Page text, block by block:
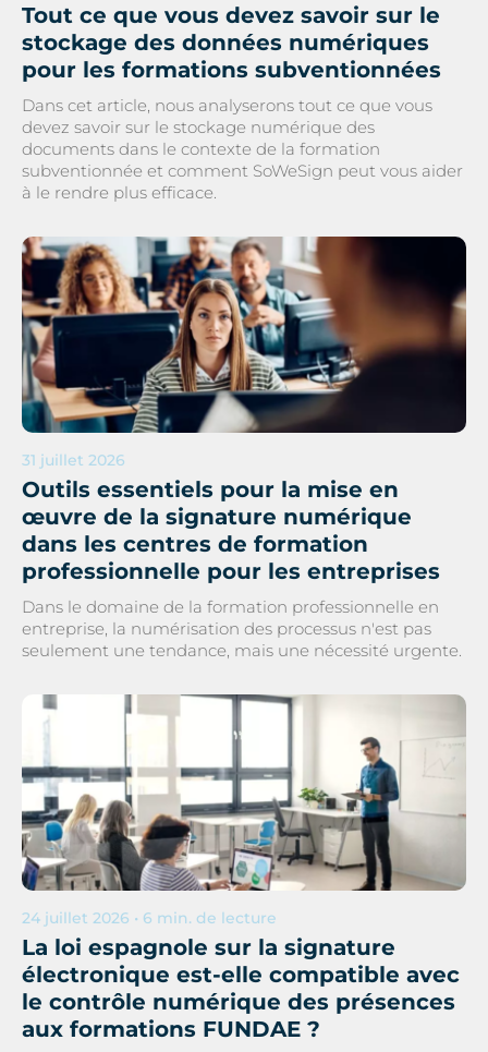
Tout ce que vous devez savoir sur le
stockage des données numériques
pour les formations subventionnées
Dans cet article, nous analyserons tout ce que vous
devez savoir sur le stockage numérique des
documents dans le contexte de la formation
subventionnée et comment SoWeSign peut vous aider
à le rendre plus efficace.
31 juillet 2026
Outils essentiels pour la mise en
œuvre de la signature numérique
dans les centres de formation
professionnelle pour les entreprises
Dans le domaine de la formation professionnelle en
entreprise, la numérisation des processus n'est pas
seulement une tendance, mais une nécessité urgente.
24 juillet 2026 • 6 min. de lecture
La loi espagnole sur la signature
électronique est-elle compatible avec
le contrôle numérique des présences
aux formations FUNDAE ?